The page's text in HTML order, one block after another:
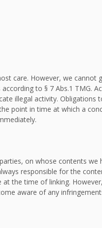
care. However, we cannot
to § 7 Abs.1
illegal activity.
point in time at which a
on whose contents
responsible for the
the time of linking.
aware of any